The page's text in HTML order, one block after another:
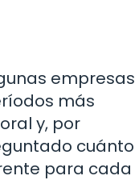
empresas
más
y, por
cuánto
para cada